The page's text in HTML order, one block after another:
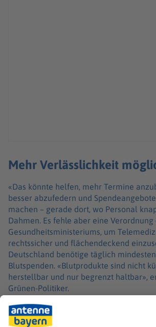
Mehr Verlässlichkeit
«Das könnte helfen, mehr Termine
besser abzufedern und
machen – gerade dort, wo Personal
Dahmen. Es fehle aber eine Verordnung
Gesundheitsministeriums, um
rechtssicher und flächendeckend
Deutschland benötige täglich
Blutspenden. «Blutprodukte sind nicht
herstellbar und nur begrenzt haltbar»,
Grünen-Politiker.
In der aktuellen Situation zähle gerade
Spende, sagte Dahmen und appellierte: